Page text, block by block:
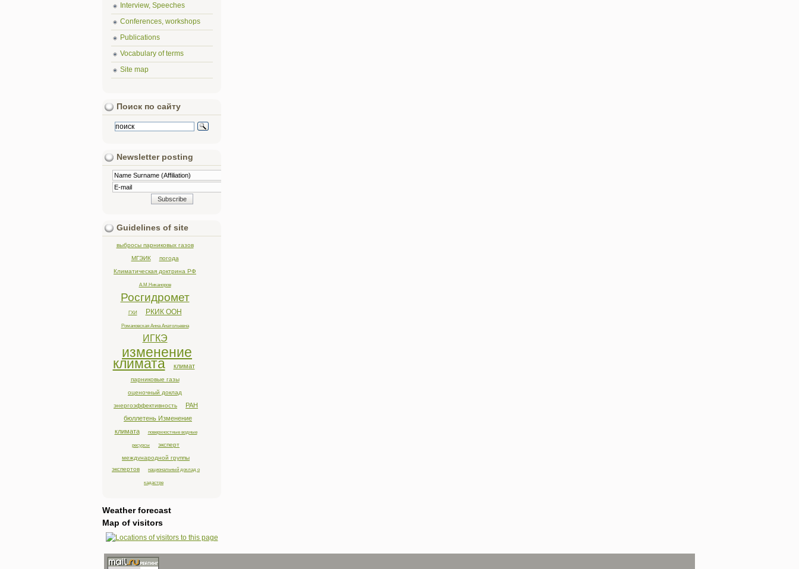
Interview, Speeches
Conferences, workshops
Publications
Vocabulary of terms
Site map
Поиск по сайту
Newsletter posting
Guidelines of site
выбросы парниковых газов
МГЭИК
погода
Климатическая доктрина РФ
А.М.Никаноров
Росгидромет
ГХИ РКИК ООН
Романовская Анна Анатольевна
ИГКЭ
изменение
климата климат
парниковые газы
оценочный доклад
энергоэффективность
РАН
бюллетень Изменение
климата
поверхностные водные
ресурсы
эксперт
международной группы
экспертов
национальный доклад о
кадастре
Weather forecast
Map of visitors